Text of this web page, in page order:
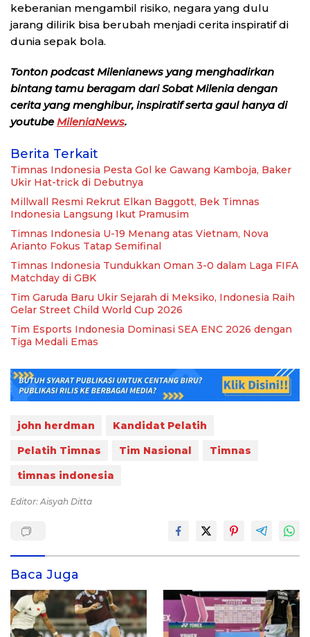
keberanian mengambil risiko, negara yang dulu
jarang dilirik bisa berubah menjadi cerita inspiratif di
dunia sepak bola.
Tonton podcast Milenianews yang menghadirkan
bintang tamu beragam dari Sobat Milenia dengan
cerita yang menghibur, inspiratif serta gaul hanya di
youtubeMileniaNews.
Berita Terkait
Timnas Indonesia Pesta Gol ke Gawang Kamboja, Baker
Ukir Hat-trick di Debutnya
Millwall Resmi Rekrut Elkan Baggott, Bek Timnas
Indonesia Langsung Ikut Pramusim
Timnas Indonesia U-19 Menang atas Vietnam, Nova
Arianto Fokus Tatap Semifinal
Timnas Indonesia Tundukkan Oman 3-0 dalam Laga FIFA
Matchday di GBK
Tim Garuda Baru Ukir Sejarah di Meksiko, Indonesia Raih
Gelar Street Child World Cup 2026
Tim Esports Indonesia Dominasi SEA ENC 2026 dengan
Tiga Medali Emas
john herdman
Kandidat Pelatih
Pelatih Timnas
Tim Nasional
Timnas
timnas indonesia
Editor: Aisyah Ditta
Baca Juga